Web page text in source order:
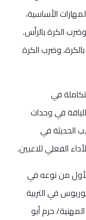
الأساسية،
الكرة بالرأس.
وضرب الكرة
في
في وحدات
الحديثة في
الفعلي للاعبين.
الأول من نوعه في
في التربية
حرم أبو